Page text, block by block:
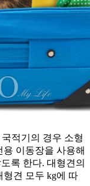
적기의 경우 소형
이동장을 사용해
록 한다. 대형견의
형견 모두 kg에 따